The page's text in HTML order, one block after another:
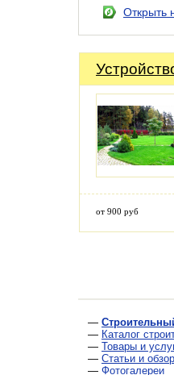
Открыть
от 900 руб
—
— Каталог
— Товары и
— Статьи и
— Фотогалереи